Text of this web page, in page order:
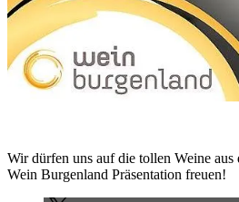
Wir dürfen uns auf die tollen Weine
Wein Burgenland Präsentation freuen!